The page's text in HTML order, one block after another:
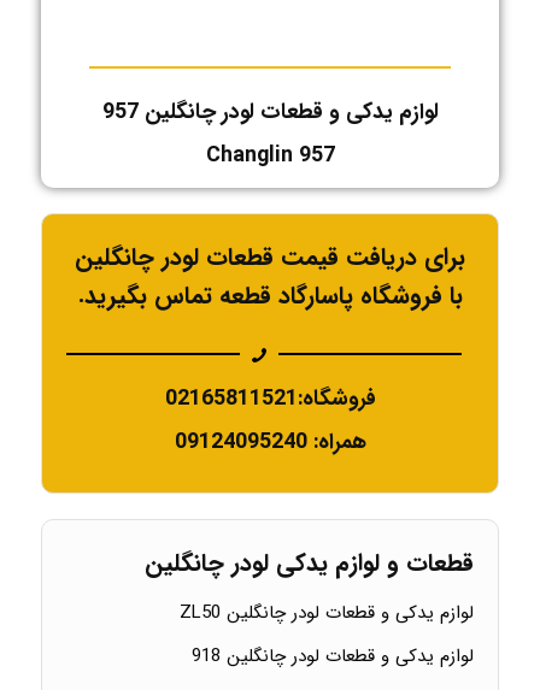
لوازم یدکی و قطعات لودر چانگلین 957
Changlin 957
برای دریافت قیمت قطعات لودر چانگلین
با فروشگاه پاسارگاد قطعه تماس بگیرید.
فروشگاه:02165811521
همراه: 09124095240
قطعات و لوازم یدکی لودر چانگلین
لوازم یدکی و قطعات لودر چانگلین ZL50
لوازم یدکی و قطعات لودر چانگلین 918